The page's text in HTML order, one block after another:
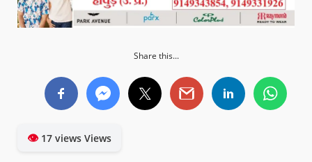
Share this...
👁17 views Views